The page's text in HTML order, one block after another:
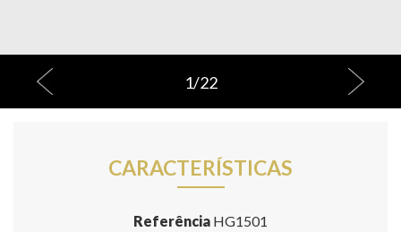
1/22
CARACTERÍSTICAS
Referência HG1501